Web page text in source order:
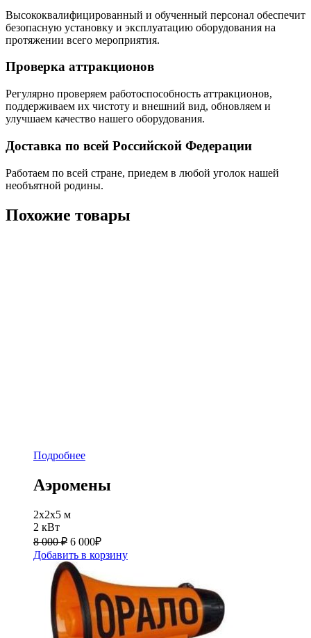
Высококвалифицированный и обученный персонал обеспечит
безопасную установку и эксплуатацию оборудования на
протяжении всего мероприятия.
Проверка аттракционов
Регулярно проверяем работоспособность аттракционов,
поддерживаем их чистоту и внешний вид, обновляем и
улучшаем качество нашего оборудования.
Доставка по всей Российской Федерации
Работаем по всей стране, приедем в любой уголок нашей
необъятной родины.
Похожие товары
Подробнее
Аэромены
2x2x5 м
2 кВт
8 000 ₽ 6 000₽
Добавить в корзину